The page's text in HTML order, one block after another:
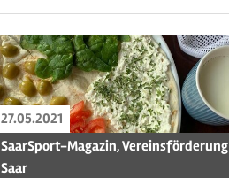
27.05.2021
SaarSport-Magazin, Vereinsförderung
Saar